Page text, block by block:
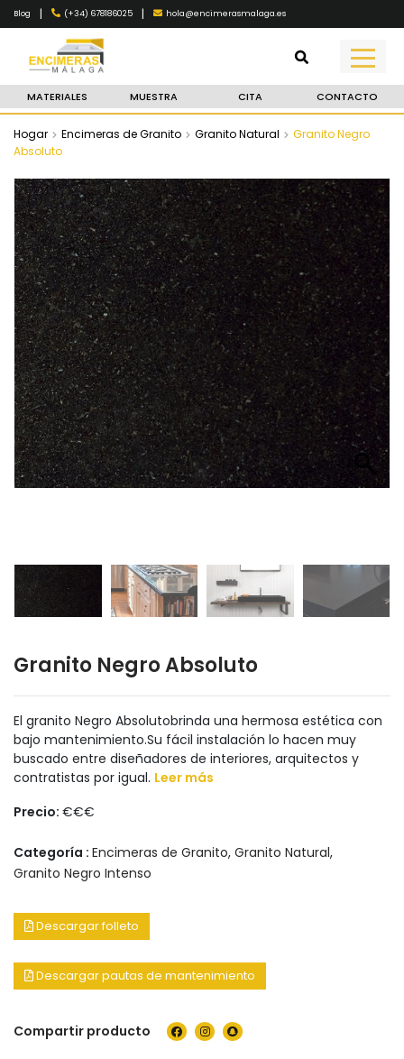
Blog | (+34) 678186025 | hola@encimerasmalaga.es
MATERIALES MUESTRA CITA CONTACTO
Hogar Encimeras de Granito Granito Natural
Granito Negro
Absoluto
Granito Negro Absoluto
El granito Negro Absolutobrinda una hermosa estética con
bajo mantenimiento.Su fácil instalación lo hacen muy
buscado entre diseñadores de interiores, arquitectos y
contratistas por igual. Leer más
Precio: €€€
Categoría : Encimeras de Granito, Granito Natural,
Granito Negro Intenso
Descargar folleto
Descargar pautas de mantenimiento
Compartir producto